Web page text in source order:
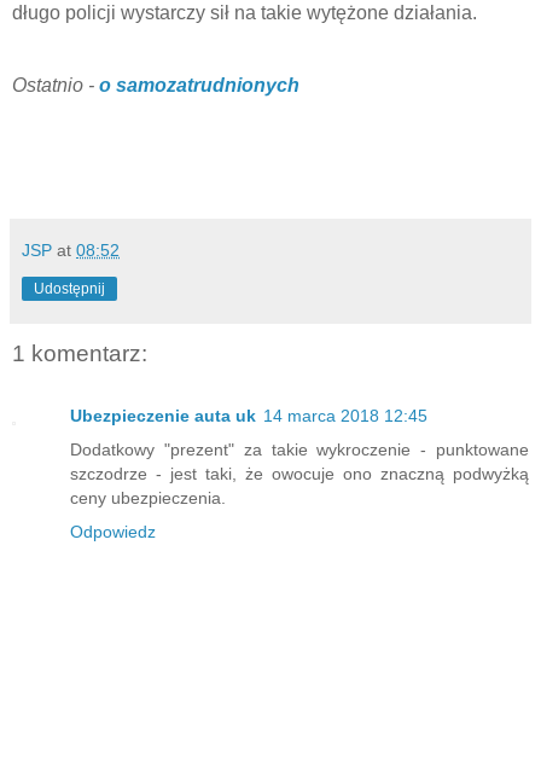
długo policji wystarczy sił na takie wytężone działania.
Ostatnio - o samozatrudnionych
JSP at 08:52
Udostępnij
1 komentarz:
Ubezpieczenie auta uk 14 marca 2018 12:45
Dodatkowy "prezent" za takie wykroczenie - punktowane
szczodrze - jest taki, że owocuje ono znaczną podwyżką
ceny ubezpieczenia.
Odpowiedz